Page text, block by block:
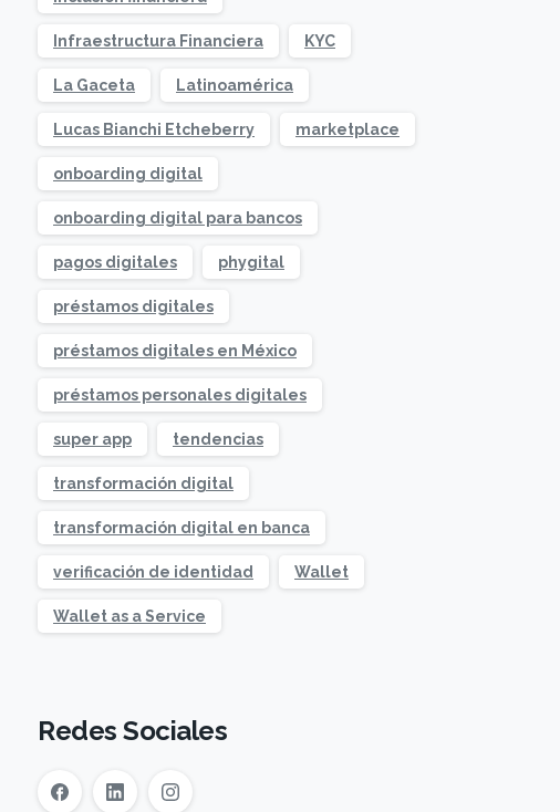
Infraestructura Financiera KYC
La Gaceta Latinoamérica
Lucas Bianchi Etcheberry marketplace
onboarding digital
onboarding digital para bancos
pagos digitales phygital
préstamos digitales
préstamos digitales en México
préstamos personales digitales
super app tendencias
transformación digital
transformación digital en banca
verificación de identidad Wallet
Wallet as a Service
Redes Sociales